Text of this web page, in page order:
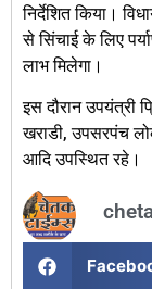
निर्देशित किया।
से सिंचाई के लिए
लाभ मिलेगा।
इस दौरान उपयंत्री
खराडी, उपसरपंच
आदि उपस्थित रहे।